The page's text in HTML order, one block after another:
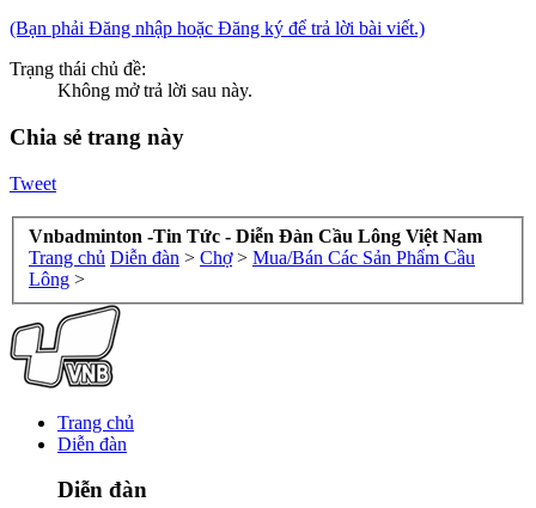
(Bạn phải Đăng nhập hoặc Đăng ký để trả lời bài viết.)
Trạng thái chủ đề:
Không mở trả lời sau này.
Chia sẻ trang này
Tweet
Vnbadminton -Tin Tức - Diễn Đàn Cầu Lông Việt Nam
Trang chủ Diễn đàn > Chợ > Mua/Bán Các Sản Phẩm Cầu
Lông >
Trang chủ
Diễn đàn
Diễn đàn